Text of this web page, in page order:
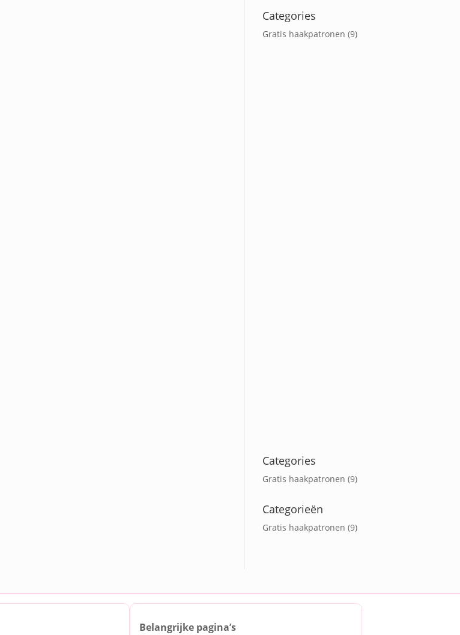
Categories
Gratis haakpatronen (9)
Categories
Gratis haakpatronen (9)
Categorieën
Gratis haakpatronen (9)
Belangrijke pagina’s